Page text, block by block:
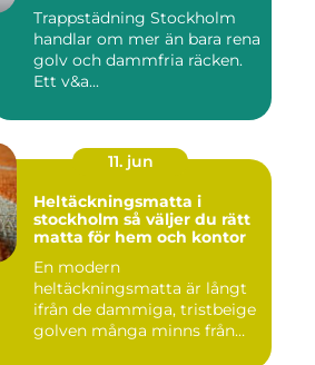
Trappstädning Stockholm
handlar om mer än bara rena
golv och dammfria räcken.
Ett v&a...
11. jun
Heltäckningsmatta i
stockholm så väljer du rätt
matta för hem och kontor
En modern
heltäckningsmatta är långt
ifrån de dammiga, tristbeige
golven många minns från